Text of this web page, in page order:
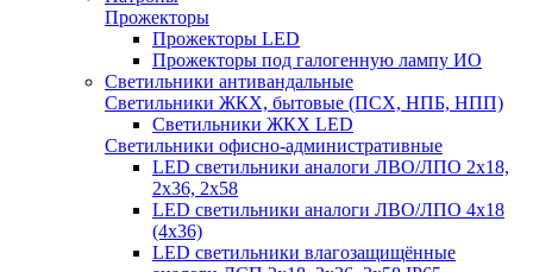
Прожекторы
Прожекторы LED
Прожекторы под галогенную лампу ИО
Светильники антивандальные
Светильники ЖКХ, бытовые (ПСХ, НПБ, НПП)
Светильники ЖКХ LED
Светильники офисно-административные
LED светильники аналоги ЛВО/ЛПО 2х18,
2х36, 2х58
LED светильники аналоги ЛВО/ЛПО 4х18
(4х36)
LED светильники влагозащищённые